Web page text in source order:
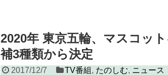
2020年 東京五輪、マスコッ
補3種類から決定
2017/12/7 TV番組 , たのしむ, ニュース